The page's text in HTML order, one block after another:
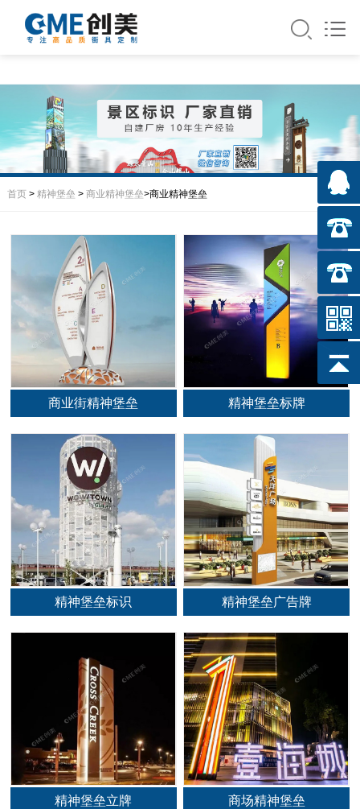
首页> 精神堡垒 > 商业精神堡垒>商业精神堡垒
商业街精神堡垒 精神堡垒标牌
精神堡垒标识 精神堡垒广告牌
精神堡垒立牌 商场精神堡垒